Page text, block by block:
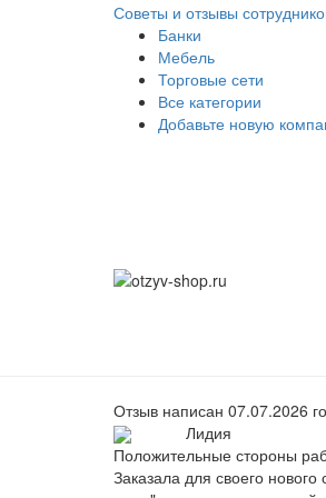
Советы и отзывы
Банки
Мебель
Торговые сети
Все категории
Добавьте новую
Отзыв написан 07.07.2026
Лидия
Положительные стороны
Заказала для своего